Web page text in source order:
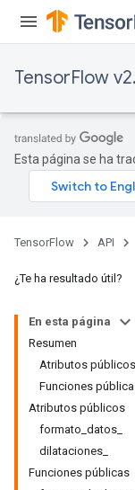
TensorFlow
Esta página se ha
TensorFlow API
¿Te ha resultado útil?
En esta página
Resumen
Atributos públicos
Funciones
Atributos públicos
formato_datos_
dilataciones_
Funciones públicas